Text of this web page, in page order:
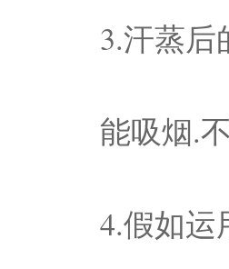
3.汗蒸后
能吸烟.
4.假如运